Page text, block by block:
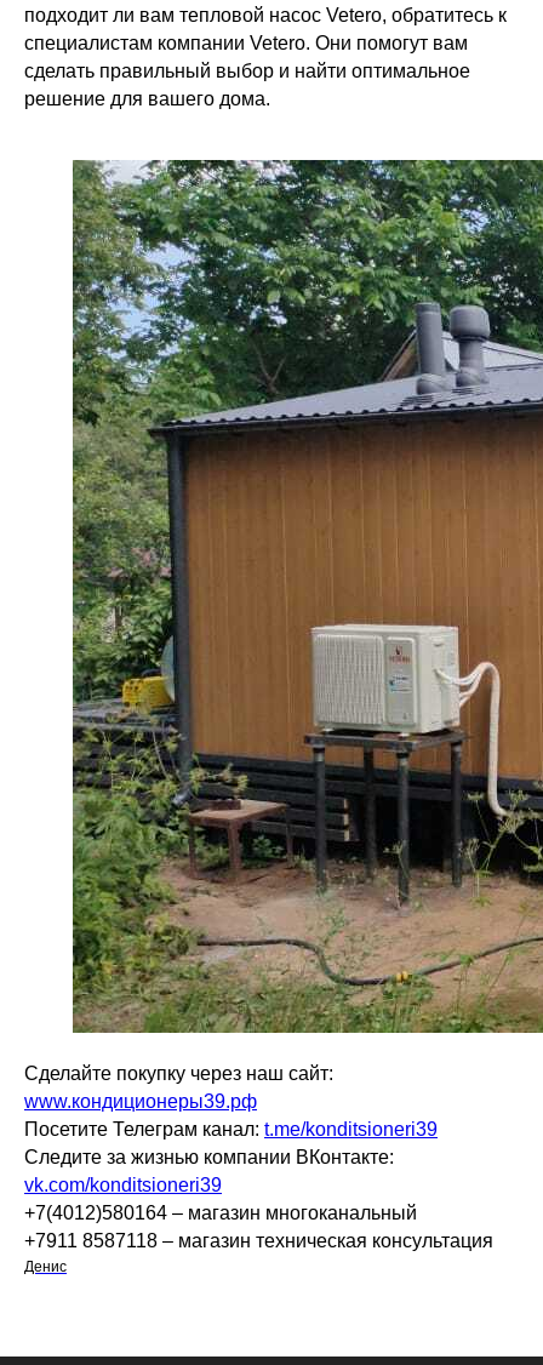
подходит ли вам тепловой насос Vetero, обратитесь к
специалистам компании Vetero. Они помогут вам
сделать правильный выбор и найти оптимальное
решение для вашего дома.
Сделайте покупку через наш сайт:
www.кондиционеры39.рф
Посетите Телеграм канал: t.me/konditsioneri39
Следите за жизнью компании ВКонтакте:
vk.com/konditsioneri39
+7(4012)580164 – магазин многоканальный
+7911 8587118 – магазин техническая консультация
Денис